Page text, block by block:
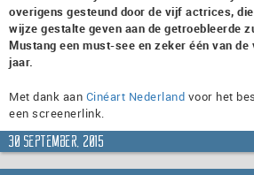
overigens gesteund door de vijf actrices,
wijze gestalte geven aan de getroebleerde
Mustang een must-see en zeker één van
jaar.
Met dank aan Cinéart Nederland voor het
een screenerlink.
30 september, 2015